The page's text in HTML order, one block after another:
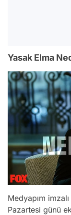
Yasak Elma
Medyapım imzalı
Pazartesi günü